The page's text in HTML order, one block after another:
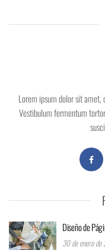
Lorem ipsum dolor sit
Vestibulum fermentum
Diseño de
30 de enero